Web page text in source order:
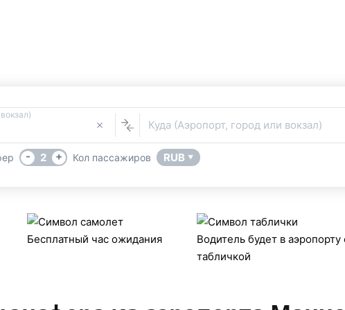
из аэропорта
Куда (Аэропорт, город или вокзал)
- 2 + Кол пассажиров RUB ▼
Бесплатный час ожидания
Водитель будет в аэропорту
табличкой